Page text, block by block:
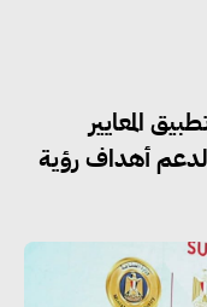
المعايير
لدعم أهداف رؤية